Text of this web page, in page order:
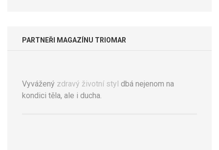
PARTNEŘI MAGAZÍNU TRIOMAR
Vyvážený zdravý životní styl dbá nejenom na
kondici těla, ale i ducha.